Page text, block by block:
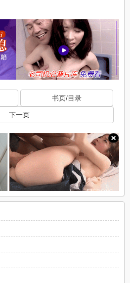
书页/目录
下一页